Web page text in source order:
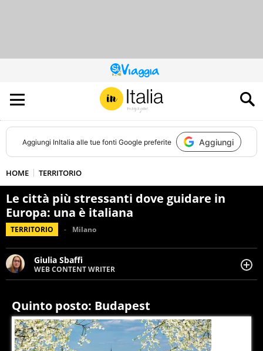
QUESTO
SITO
CONTRIBUISCE
ALL’AUDIENCE
DI
Aggiungi InItalia alle tue fonti Google preferite Aggiungi
HOME TERRITORIO
Le città più stressanti dove guidare in
Europa: una è italiana
TERRITORIO Milano
Giulia Sbaffi
WEB CONTENT WRITER
Web content writer appassionata di belle storie e di
natura, le piace tenersi informata su ciò che accade
intorno a lei.
Quinto posto: Budapest